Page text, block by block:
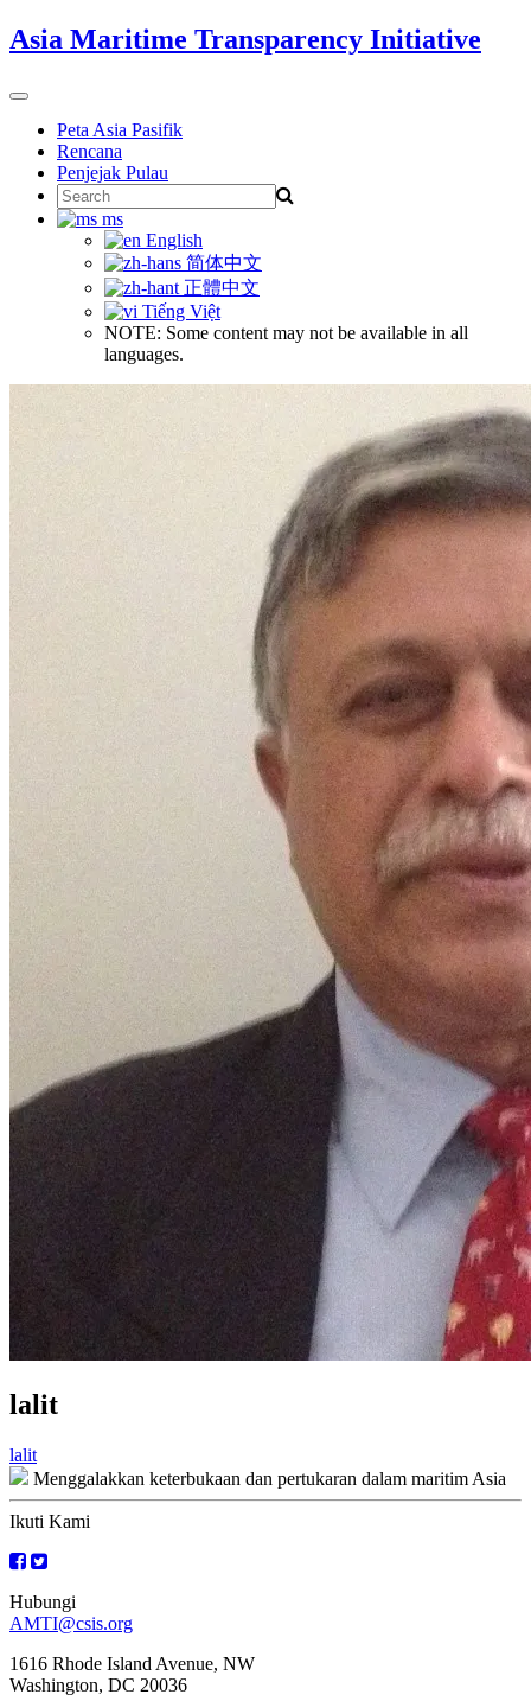
Skip
to
Asia Maritime Transparency Initiative
Toggle
navigationPeta Asia Pasifik
Rencana
Penjejak Pulau
Search
for:
ms
English
简体中文
正體中文
Tiếng Việt
NOTE: Some content may not be available in all
languages.
lalit
Navigasi
kiriman
lalit
Menggalakkan keterbukaan dan pertukaran dalam maritim Asia
Ikuti Kami
Hubungi
AMTI@csis.org
1616 Rhode Island Avenue, NW
Washington, DC 20036